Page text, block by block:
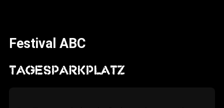
Info
Media
Festival ABC
TAGESPARKPLATZ